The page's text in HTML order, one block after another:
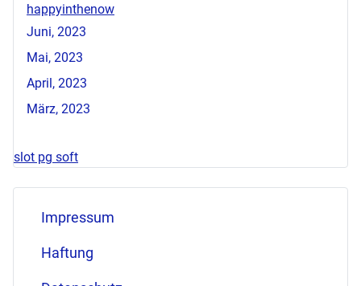
happyinthenow
Juni, 2023
Mai, 2023
April, 2023
März, 2023
slot pg soft
Impressum
Haftung